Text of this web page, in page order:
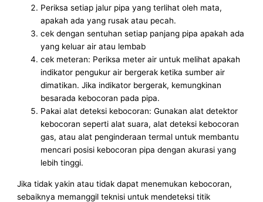
Periksa setiap jalur pipa yang terlihat oleh mata,
apakah ada yang rusak atau pecah.
cek dengan sentuhan setiap panjang pipa apakah ada
yang keluar air atau lembab
cek meteran: Periksa meter air untuk melihat apakah
indikator pengukur air bergerak ketika sumber air
dimatikan. Jika indikator bergerak, kemungkinan
besarada kebocoran pada pipa.
Pakai alat deteksi kebocoran: Gunakan alat detektor
kebocoran seperti alat suara, alat deteksi kebocoran
gas, atau alat penginderaan termal untuk membantu
mencari posisi kebocoran pipa dengan akurasi yang
lebih tinggi.
Jika tidak yakin atau tidak dapat menemukan kebocoran,
sebaiknya memanggil teknisi untuk mendeteksi titik